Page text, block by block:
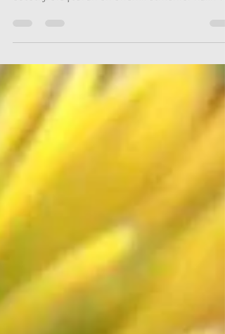
hareketli gövde ile dallar, minyatürleşmiş gibi
kuvvetlendiren diğer etmenler. Böyle ağaçları
doğada kendimiz bulup bonsai haline de
getirebiliyoruz -ki bu oldukça zor ve izinli
yapılması gereken bir işlem, fidanlık gezerek iyi
adaylar bularak da elde edebiliyoruz.
Tohumdan bu ağaçları yetiştirmek